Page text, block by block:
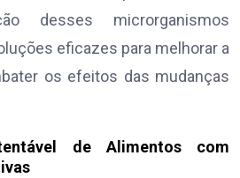
desses microrganismos
eficazes para melhorar a
os efeitos das mudanças
de Alimentos com